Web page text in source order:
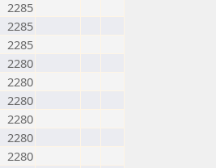
2285
2285
2285
2280
2280
2280
2280
2280
2280